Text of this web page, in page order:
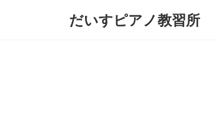
だいすピアノ教習所